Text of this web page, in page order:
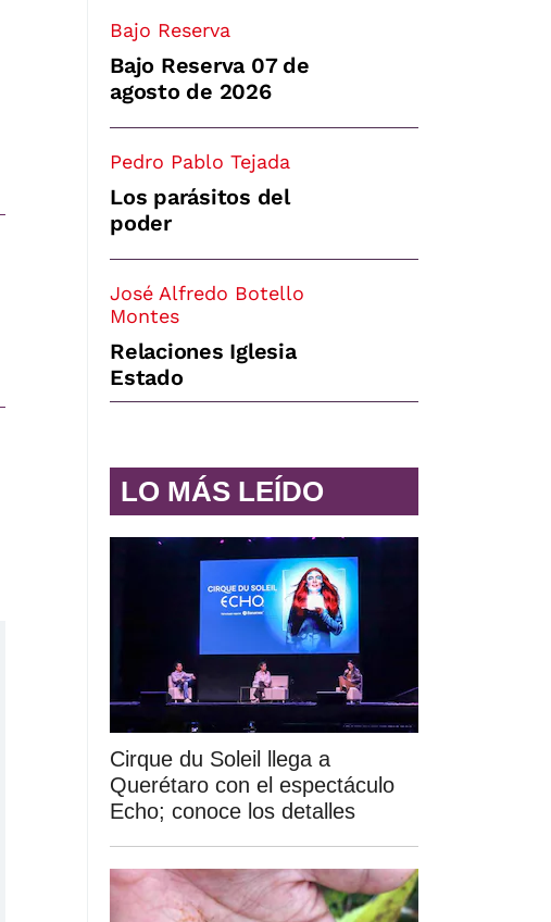
Bajo Reserva
Bajo Reserva 07 de
agosto de 2026
Pedro Pablo Tejada
Los parásitos del
poder
José Alfredo Botello
Montes
Relaciones Iglesia
Estado
LO MÁS LEÍDO
Cirque du Soleil llega a
Querétaro con el espectáculo
Echo; conoce los detalles